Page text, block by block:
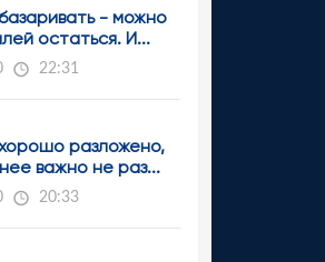
- можно
остаться. И...
22:31
разложено,
важно не раз...
20:33